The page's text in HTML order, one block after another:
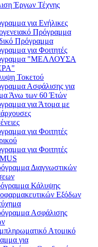
Έργων Τέχνης
για Ενήλικες
Πρόγραμμα
Πρόγραμμα
για Φοιτητές
"ΜΕΛΛΟΥΣΑ
Τοκετού
Ασφάλισης για
Άνω των 60 Έτών
για Άτομα με
για Φοιτητές
για Φοιτητές
Διαγνωστικών
Κάλυψης
Εξόδων
Ασφάλισης
Ατομικό
για